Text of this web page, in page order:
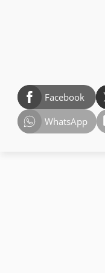
Facebook
WhatsApp